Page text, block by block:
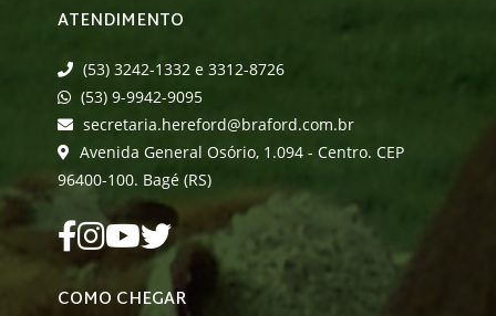
ATENDIMENTO
(53) 3242-1332 e 3312-8726
(53) 9-9942-9095
secretaria.hereford@braford.com.br
Avenida General Osório, 1.094 - Centro. CEP
96400-100. Bagé (RS)
COMO CHEGAR